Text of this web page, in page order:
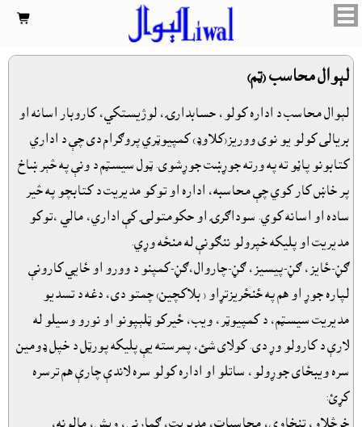

لېوال محاسب (ټم)
لېوال محاسب د اداره کولو، حسابدارۍ، لوژيستکي، کاروبار اسانه او
بريالى کولو يو نوى ووريز(کلاوډ) کمپيوټري پروګرام دى چې د اداري
کتابونو پاڼو ته په ورته جوړښت جوړشوى. ټول سيسټم د ونې په څېر ښاخ
پر خاښ کار کوي چې محاسبه، اداره او توکو مديريت د کتابچو په څير
ساده او اسانه کوي. سوداګرۍ او حکومتولۍ کې اداري، مالي ،توکو
مديريت او پليکه خپرولو ننګونې له منځه وړي.
ګڼ-ځايز، ګڼ-پيسيز، ګڼ-چاروال،ګڼ-کمپنو د وورو او ځايي کارونې
لپاره جوړ او هم په ځنځريزتړاو ( بلاکچين) چمتو دى، دغه د تسديو
مديريت سيسټم، د کمپيوټر، ويب، ځيرکو ټلېپونو او نورو وسيلو له
لارې د کارولو وړ دى. کولاى شئ، پمرسته يې پليکه پورټل د خپل ډومين
سره ويبځاى جوړولو، ساتلو او اداره کولو سره لاندې چارې هم ترسره
کړئ:
خرڅلاو، تنخاوې، محاسبات، مديريت، ګمارنې، ويش، مالونه،